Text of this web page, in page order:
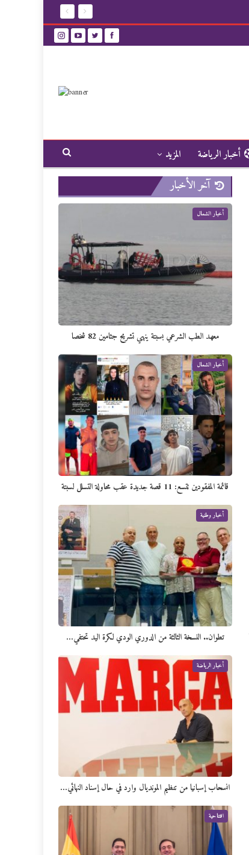
أخبار الرياضة المزيد
آخر الأخبار
أخبار الشمال
معهد الطب الشرعي بسبتة ينهي تشريح جثامين 82 شخصا
أخبار الشمال
قائمة المفقودين تتسع: 11 قصة جديدة عقب محاولة التسلل لسبتة
أخبار وطنية
تطوان.. النسخة الثالثة من الدوري الودي لكرة اليد تحتفي…
أخبار الرياضة
انسحاب إسبانيا من تنظيم المونديال وارد في حال إسناد النهائي…
افتتاحية